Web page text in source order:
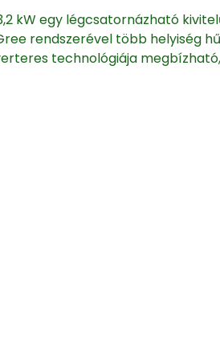
kW egy légcsatornázható
rendszerével több helyiség
technológiája